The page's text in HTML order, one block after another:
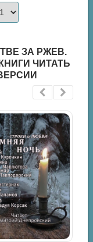
ЗА РЖЕВ.
ЧИТАТЬ
Попов Максим - Майор. Зона
мистика